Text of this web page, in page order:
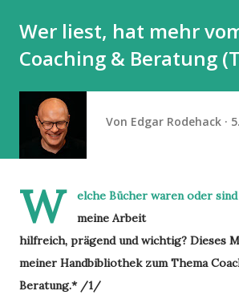
Wer liest, hat mehr
Coaching & Beratung
Von Edgar Rodehack
W
elche Bücher waren oder
meine Arbeit
hilfreich, prägend und wichtig? Dieses
meiner Handbibliothek zum Thema
Beratung.* /1/